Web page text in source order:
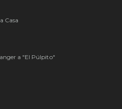
Casa
a "El Púlpito"